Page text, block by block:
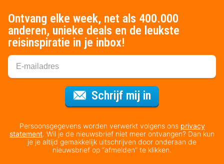
Ontvang elke week, net als 400.000
anderen, unieke deals en de leukste
reisinspiratie in je inbox!
Schrijf mij in
Persoonsgegevens worden verwerkt volgens ons privacy
statement. Wil je de nieuwsbrief niet meer ontvangen? Dan kun
je je altijd gemakkelijk uitschrijven door onderaan de
nieuwsbrief op “afmelden” te klikken.